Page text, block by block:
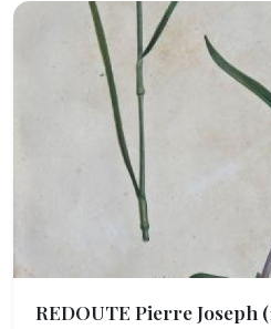
REDOUTE Pierre Joseph